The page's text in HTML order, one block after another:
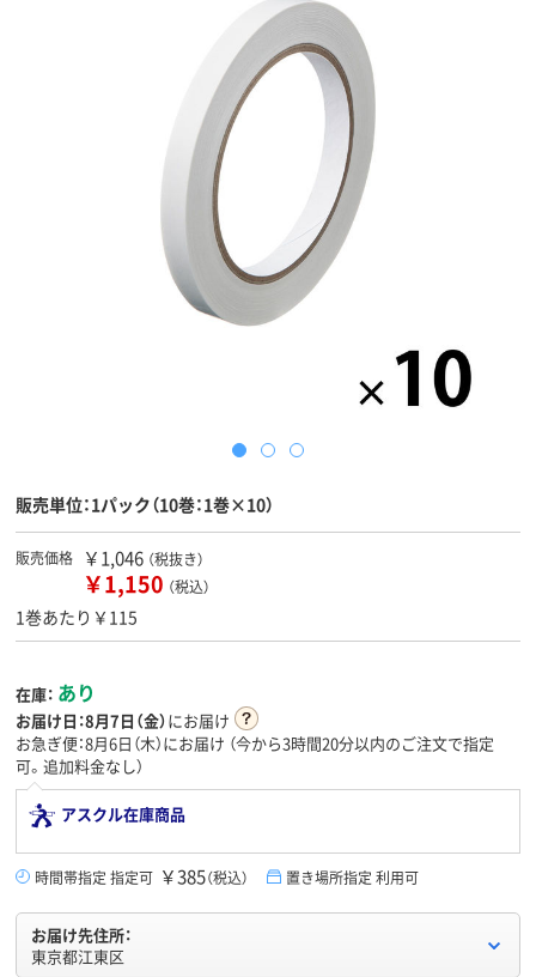
販売単位：1パック（10巻：1巻×10）
販売価格 ￥1,046 （税抜き）
￥1,150 （税込）
1巻あたり￥115
在庫： あり
お届け日：8月7日（金）にお届け
お急ぎ便：8月6日（木）にお届け （今から3時間20分以内のご注文で指定
可。追加料金なし）
アスクル在庫商品
時間帯指定 指定可 ￥385（税込） 置き場所指定 利用可
お届け先住所：
東京都江東区